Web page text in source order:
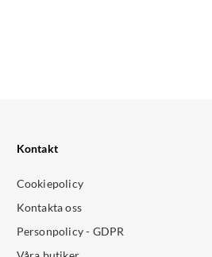
Kontakt
Cookiepolicy
Kontakta oss
Personpolicy - GDPR